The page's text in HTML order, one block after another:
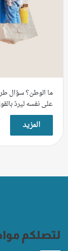
ما الوطن؟ سؤال
على نفسه ليردّ
المزيد
لتصلكم